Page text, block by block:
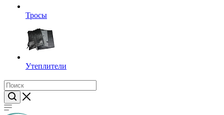
Тросы
Утеплители